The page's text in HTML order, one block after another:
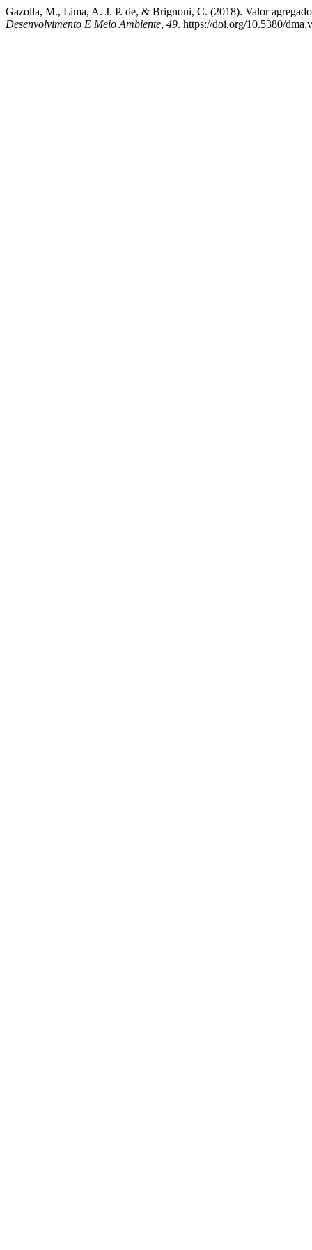
Gazolla, M., Lima, A. J. P. de, & Brignoni, C. (2018). Valor
Desenvolvimento E Meio Ambiente, 49. https://doi.org/10.5380/